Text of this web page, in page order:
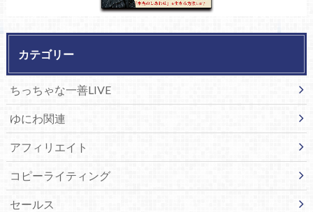
カテゴリー
ちっちゃな一善LIVE
ゆにわ関連
アフィリエイト
コピーライティング
セールス